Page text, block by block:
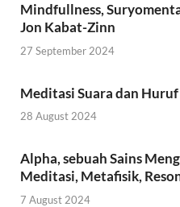
Mindfullness,
Jon Kabat-Zinn
27 September 2024
Meditasi Suara dan
28 August 2024
Alpha, sebuah Sains
Meditasi, Metafisik,
7 August 2024